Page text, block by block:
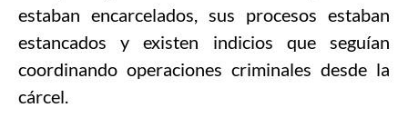
estaban encarcelados, sus procesos estaban
estancados y existen indicios que seguían
coordinando operaciones criminales desde la
cárcel.